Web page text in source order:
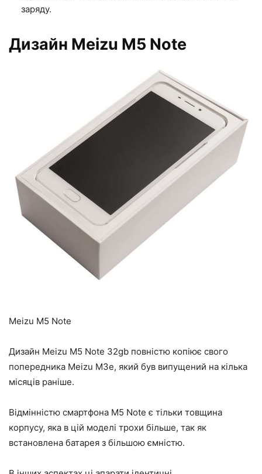
заряду.
Дизайн Meizu M5 Note
Meizu M5 Note
Дизайн Meizu M5 Note 32gb повністю копіює свого
попередника Meizu M3e, який був випущений на кілька
місяців раніше.
Відмінністю смартфона M5 Note є тільки товщина
корпусу, яка в цій моделі трохи більше, так як
встановлена батарея з більшою ємністю.